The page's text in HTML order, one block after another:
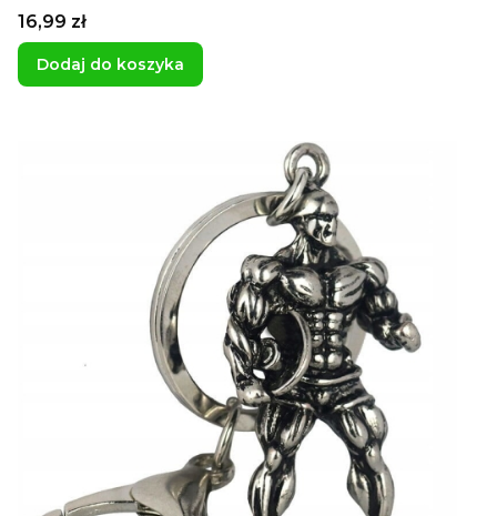
chłopca
Cena
16,99 zł
Dodaj do koszyka